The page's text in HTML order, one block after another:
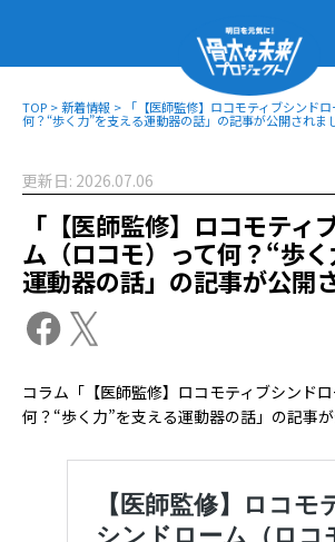
TOP >新着情報 > 「【医師監修】ロコモティブシンド
何？“歩く力”を支える運動器の話」の記事が公開されま
更新日: 2026.07.06
「【医師監修】ロコモティ
ム（ロコモ）って何？“歩
運動器の話」の記事が公開
コラム「【医師監修】ロコモティブシンド
何？“歩く力”を支える運動器の話」の記事が